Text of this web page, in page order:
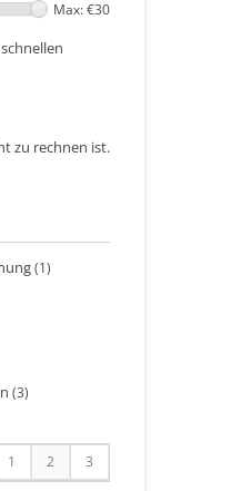
Max: €30
zu rechnen ist.
(1)
(3)
1 2 3